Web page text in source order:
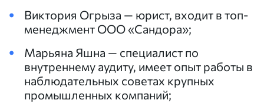
Виктория Огрыза — юрист, входит в топ-
менеджмент ООО «Сандора»;
Марьяна Яшна — специалист по
внутреннему аудиту, имеет опыт работы в
наблюдательных советах крупных
промышленных компаний;